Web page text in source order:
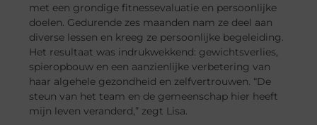
met een grondige fitnessevaluatie en persoonlijke
doelen. Gedurende zes maanden nam ze deel aan
diverse lessen en kreeg ze persoonlijke begeleiding.
Het resultaat was indrukwekkend: gewichtsverlies,
spieropbouw en een aanzienlijke verbetering van
haar algehele gezondheid en zelfvertrouwen. “De
steun van het team en de gemeenschap hier heeft
mijn leven veranderd,” zegt Lisa.